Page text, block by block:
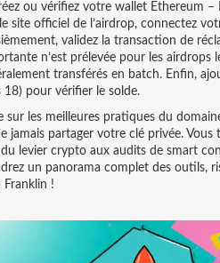
ou vérifiez votre wallet Ethereum
site officiel de l’airdrop, connectez
validez la transaction de
n’est prélevée pour les
transférés en batch. Enfin,
18) pour vérifier le solde.
sur les meilleures pratiques du
jamais partager votre clé privée.
levier crypto aux audits de smart
un panorama complet des outils,
Franklin !